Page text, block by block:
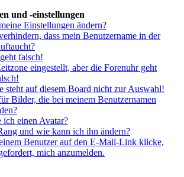
und -einstellungen
Einstellungen ändern?
dass mein Benutzername in der
falsch!
eingestellt, aber die Forenuhr geht
steht auf diesem Board nicht zur Auswahl!
Bilder, die bei meinem Benutzernamen
ich einen Avatar?
und wie kann ich ihn ändern?
Benutzer auf den E-Mail-Link klicke,
mich anzumelden.